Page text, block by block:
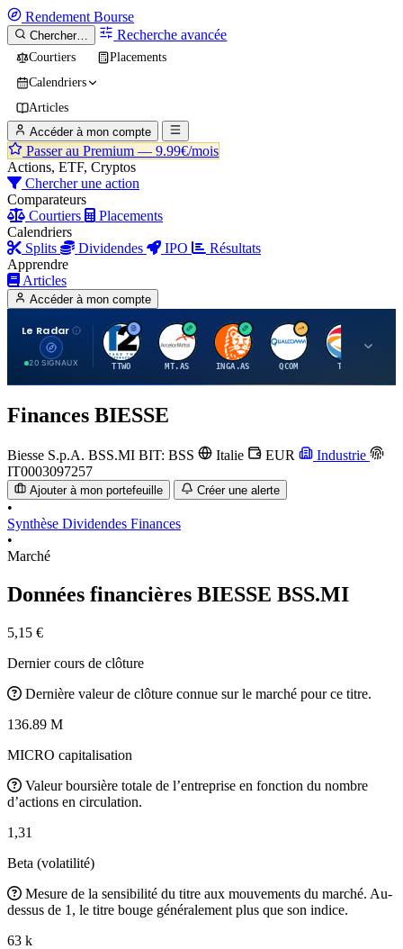
Rendement Bourse
Chercher… Recherche avancée
Courtiers
Placements
Calendriers
Articles
Accéder à mon compte
Passer au Premium — 9.99€/mois
Actions, ETF, Cryptos
Chercher une action
Comparateurs
Courtiers
Placements
Calendriers
Splits
Dividendes IPO
Résultats
Apprendre
Articles
Accéder à mon compte
Le Radar
20 SIGNAUX
T
TTWO
A
MT.AS
I
INGA.AS
Q
QCOM
T
TTE
Finances BIESSE
Biesse S.p.A. BSS.MI BIT: BSS Italie EUR
Industrie
IT0003097257
Ajouter à mon portefeuille Créer une alerte
•
Synthèse Dividendes Finances
•
Marché
Données financières BIESSE BSS.MI
5,15 €
Dernier cours de clôture
Dernière valeur de clôture connue sur le marché pour ce titre.
136.89 M
MICRO capitalisation
Valeur boursière totale de l’entreprise en fonction du nombre
d’actions en circulation.
1,31
Beta (volatilité)
Mesure de la sensibilité du titre aux mouvements du marché. Au-
dessus de 1, le titre bouge généralement plus que son indice.
63 k